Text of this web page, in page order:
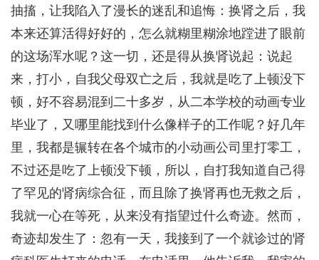
抽搐，让我陷入了漫长的迷乱和追悔：换肾之后，我
本来还算活得好好的，怎么就糊里糊涂地蹚进了眼前
的这场浑水呢？这一切，还是得从换肾说起：说起
来，打小，自我父母双亡之后，我就是吃了上顿没下
顿，好不容易混到二十多岁，从二本学校的动画专业
毕业了，又哪里能找到什么像样子的工作呢？好几年
里，我都是辗转在各个城市的小动画公司里打零工，
不过还是吃了上顿没下顿，所以，自打我知道自己得
了罕见的肾病综合征，而且除了换肾再也无救之后，
我就一心在等死，从来没有指望过什么奇迹。然而，
奇迹却发生了：忽有一天，我接到了一个就诊过的肾